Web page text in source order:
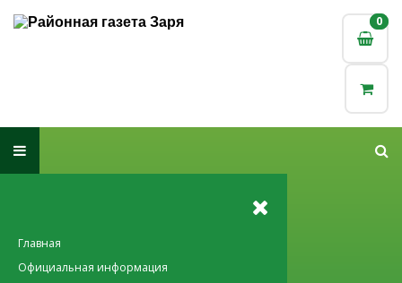
0
0
Главная
Официальная информация